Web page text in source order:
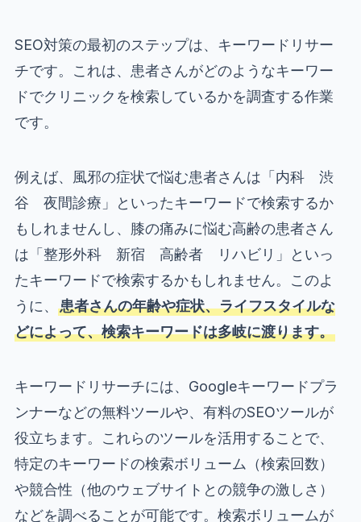
SEO対策の最初のステップは、キーワードリサー
チです。これは、患者さんがどのようなキーワー
ドでクリニックを検索しているかを調査する作業
です。
例えば、風邪の症状で悩む患者さんは「内科 渋
谷 夜間診療」といったキーワードで検索するか
もしれませんし、膝の痛みに悩む高齢の患者さん
は「整形外科 新宿 高齢者 リハビリ」といっ
たキーワードで検索するかもしれません。このよ
うに、 患者さんの年齢や症状、ライフスタイルな
どによって、検索キーワードは多岐に渡ります。
キーワードリサーチには、Googleキーワードプラ
ンナーなどの無料ツールや、有料のSEOツールが
役立ちます。これらのツールを活用することで、
特定のキーワードの検索ボリューム（検索回数）
や競合性（他のウェブサイトとの競争の激しさ）
などを調べることが可能です。検索ボリュームが